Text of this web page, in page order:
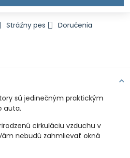
Strážny pes
Doručenia
sú jedinečným praktickým
auta.
cirkuláciu vzduchu v
nebudú zahmlievať okná